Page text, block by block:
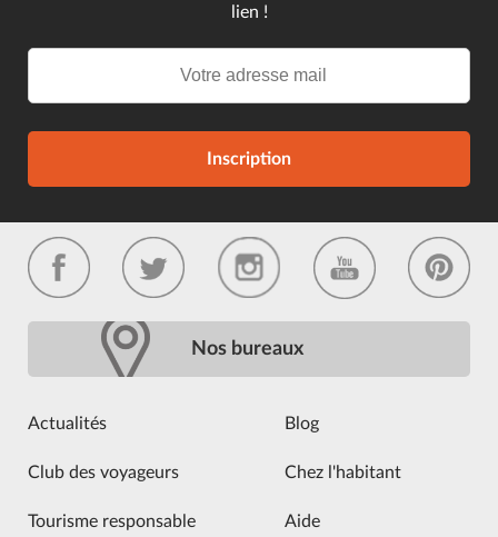
lien !
Inscription
Nos bureaux
Actualités Blog
Club des voyageurs Chez l'habitant
Tourisme responsable Aide